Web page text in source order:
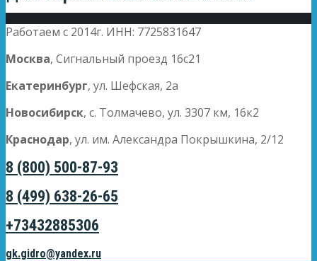
Работаем с 2014г. ИНН: 7725831647
Москва, Сигнальный проезд 16с21
Екатеринбург, ул. Шефская, 2а
Новосибирск, с. Толмачево, ул. 3307 км, 16к2
Краснодар, ул. им. Александра Покрышкина, 2/12
8 (800) 500-87-93
8 (499) 638-26-65
+73432885306
gk.gidro@yandex.ru